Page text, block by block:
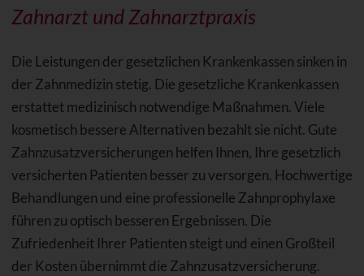
Zahnarzt und Zahnarztpraxis
Die Leistungen der gesetzlichen Krankenkassen sinken in
der Zahnmedizin stetig. Die gesetzliche Krankenkassen
erstattet medizinisch notwendige Maßnahmen. Viele
kosmetisch bessere Alternativen bezahlt sie nicht. Gute
Zahnzusatzversicherungen helfen Ihnen, Ihre gesetzlich
versicherten Patienten besser zu versorgen. Hochwertige
Behandlungen und eine professionelle Zahnprophylaxe
führen zu optisch besseren Ergebnissen. Die
Zufriedenheit Ihrer Patienten steigt und einen Großteil
der Kosten übernimmt die Zahnzusatzversicherung.